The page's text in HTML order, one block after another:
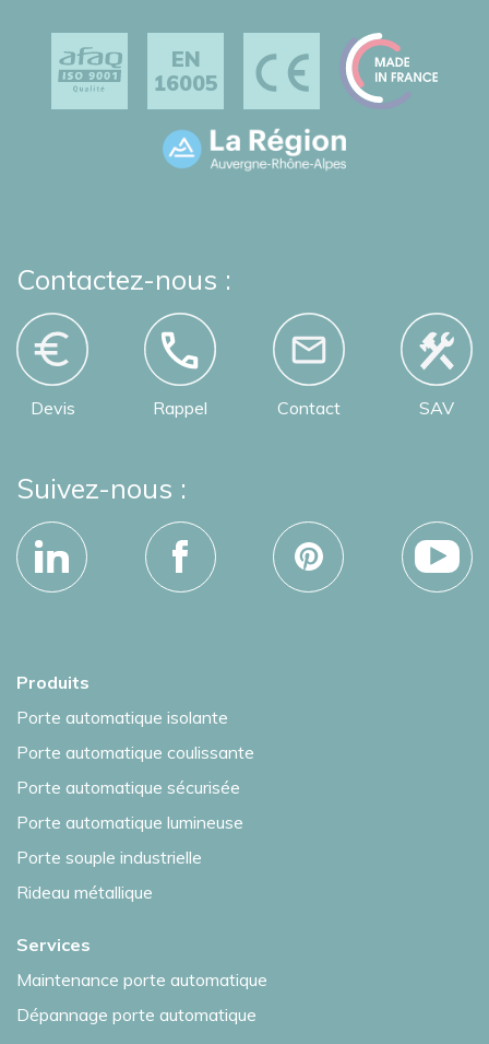
EN
16005
Contactez-nous :
Devis Rappel Contact SAV
Suivez-nous :
Produits
Porte automatique isolante
Porte automatique coulissante
Porte automatique sécurisée
Porte automatique lumineuse
Porte souple industrielle
Rideau métallique
Services
Maintenance porte automatique
Dépannage porte automatique